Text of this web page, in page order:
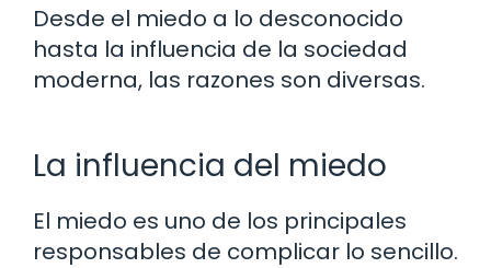
Desde el miedo a lo desconocido
hasta la influencia de la sociedad
moderna, las razones son diversas.
La influencia del miedo
El miedo es uno de los principales
responsables de complicar lo sencillo.